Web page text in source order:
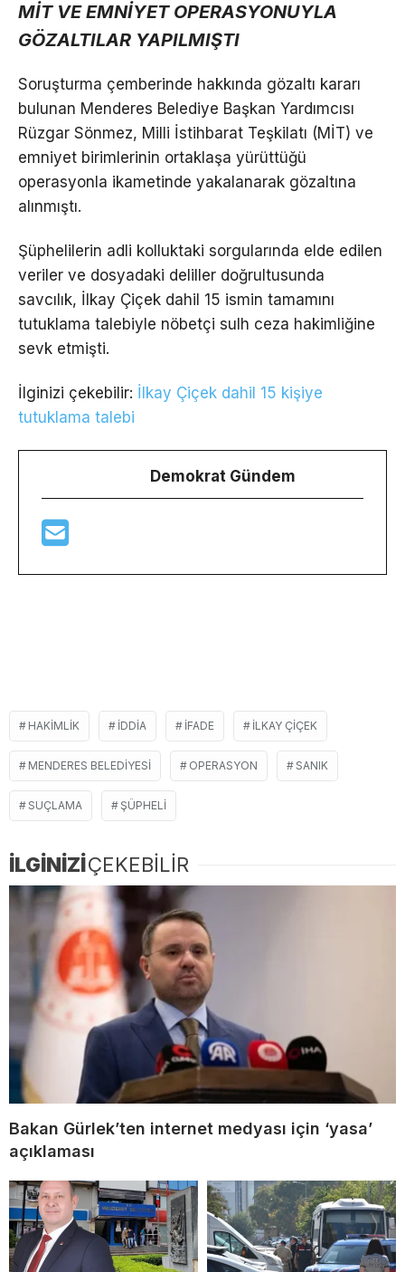
MİT VE EMNİYET OPERASYONUYLA
GÖZALTILAR YAPILMIŞTI
Soruşturma çemberinde hakkında gözaltı kararı
bulunan Menderes Belediye Başkan Yardımcısı
Rüzgar Sönmez, Milli İstihbarat Teşkilatı (MİT) ve
emniyet birimlerinin ortaklaşa yürüttüğü
operasyonla ikametinde yakalanarak gözaltına
alınmıştı.
Şüphelilerin adli kolluktaki sorgularında elde edilen
veriler ve dosyadaki deliller doğrultusunda
savcılık, İlkay Çiçek dahil 15 ismin tamamını
tutuklama talebiyle nöbetçi sulh ceza hakimliğine
sevk etmişti.
İlginizi çekebilir: İlkay Çiçek dahil 15 kişiye
tutuklama talebi
Demokrat Gündem
HAKIMLIK IDDIA IFADE ILKAY ÇIÇEK
MENDERES BELEDIYESI OPERASYON SANIK
SUÇLAMA ŞÜPHELI
İLGİNİZİÇEKEBİLİR
Bakan Gürlek’ten internet medyası için ‘yasa’
açıklaması